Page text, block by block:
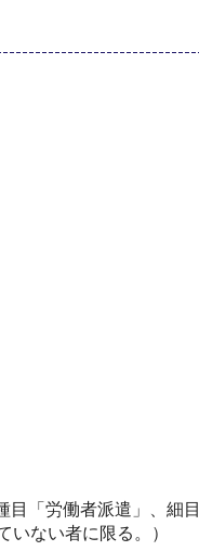
「労働者派遣」、細
いない者に限る。）